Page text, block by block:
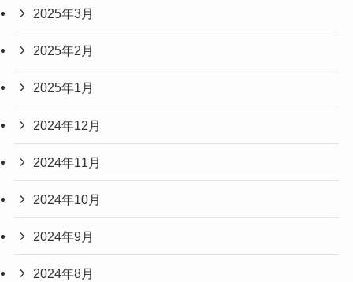
2025年3月
2025年2月
2025年1月
2024年12月
2024年11月
2024年10月
2024年9月
2024年8月